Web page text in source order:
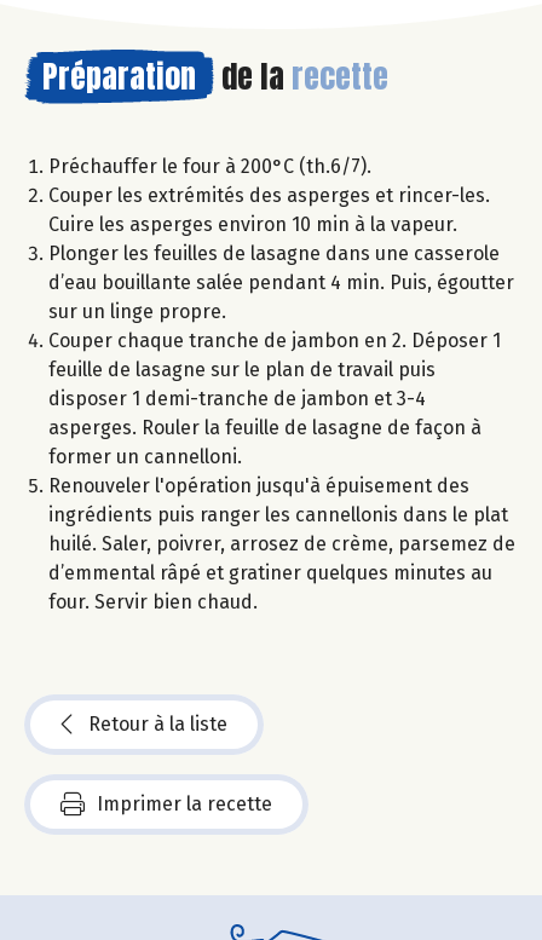
Préparation de la recette
Préchauffer le four à 200°C (th.6/7).
Couper les extrémités des asperges et rincer-les.
Cuire les asperges environ 10 min à la vapeur.
Plonger les feuilles de lasagne dans une casserole
d’eau bouillante salée pendant 4 min. Puis, égoutter
sur un linge propre.
Couper chaque tranche de jambon en 2. Déposer 1
feuille de lasagne sur le plan de travail puis
disposer 1 demi-tranche de jambon et 3-4
asperges. Rouler la feuille de lasagne de façon à
former un cannelloni.
Renouveler l'opération jusqu'à épuisement des
ingrédients puis ranger les cannellonis dans le plat
huilé. Saler, poivrer, arrosez de crème, parsemez de
d’emmental râpé et gratiner quelques minutes au
four. Servir bien chaud.
Retour à la liste
Imprimer la recette